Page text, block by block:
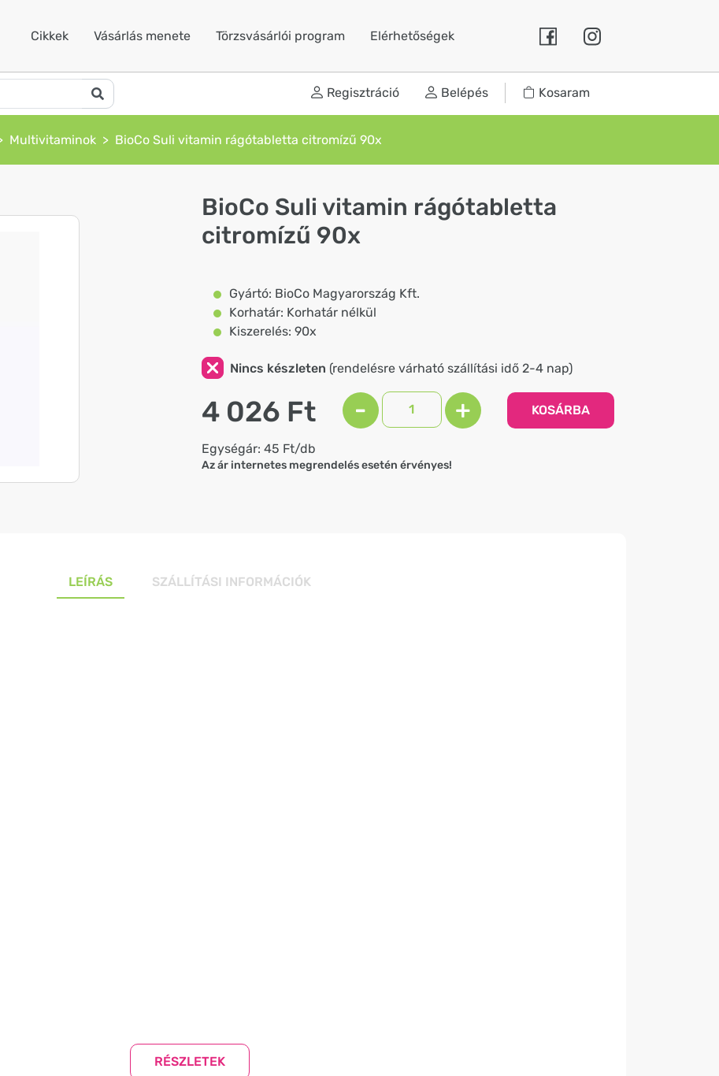
Cikkek Vásárlás menete Törzsvásárlói program Elérhetőségek
Regisztráció Belépés Kosaram
Multivitaminok BioCo Suli vitamin rágótabletta citromízű 90x
BioCo Suli vitamin rágótabletta
citromízű 90x
Gyártó: BioCo Magyarország Kft.
Korhatár: Korhatár nélkül
Kiszerelés: 90x
Nincs készleten (rendelésre várható szállítási idő 2-4 nap)
4 026 Ft - + KOSÁRBA
Egységár: 45 Ft/db
Az ár internetes megrendelés esetén érvényes!
LEÍRÁS SZÁLLÍTÁSI INFORMÁCIÓK